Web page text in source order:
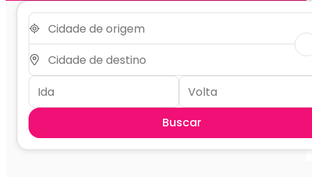
Buscar